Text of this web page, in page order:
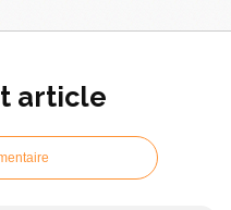
article